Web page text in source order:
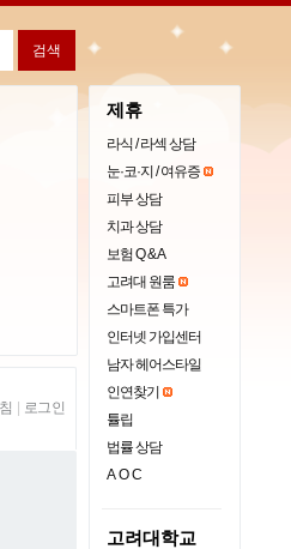
로그인
제휴
라식 / 라섹 상담
눈·코·지 / 여유증
피부 상담
치과 상담
보험 Q & A
고려대 원룸
스마트폰 특가
인터넷 가입센터
남자 헤어스타일
인연찾기
튤립
법률 상담
AOC
고려대학교